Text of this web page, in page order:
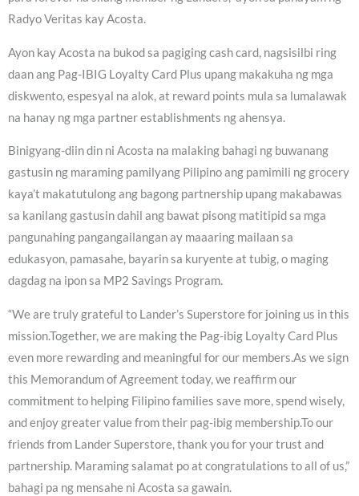
Radyo Veritas kay Acosta.
Ayon kay Acosta na bukod sa pagiging cash card, nagsisilbi ring
daan ang Pag-IBIG Loyalty Card Plus upang makakuha ng mga
diskwento, espesyal na alok, at reward points mula sa lumalawak
na hanay ng mga partner establishments ng ahensya.
Binigyang-diin din ni Acosta na malaking bahagi ng buwanang
gastusin ng maraming pamilyang Pilipino ang pamimili ng grocery
kaya’t makatutulong ang bagong partnership upang makabawas
sa kanilang gastusin dahil ang bawat pisong matitipid sa mga
pangunahing pangangailangan ay maaaring mailaan sa
edukasyon, pamasahe, bayarin sa kuryente at tubig, o maging
dagdag na ipon sa MP2 Savings Program.
“We are truly grateful to Lander’s Superstore for joining us in this
mission.Together, we are making the Pag-ibig Loyalty Card Plus
even more rewarding and meaningful for our members.As we sign
this Memorandum of Agreement today, we reaffirm our
commitment to helping Filipino families save more, spend wisely,
and enjoy greater value from their pag-ibig membership.To our
friends from Lander Superstore, thank you for your trust and
partnership. Maraming salamat po at congratulations to all of us,”
bahagi pa ng mensahe ni Acosta sa gawain.